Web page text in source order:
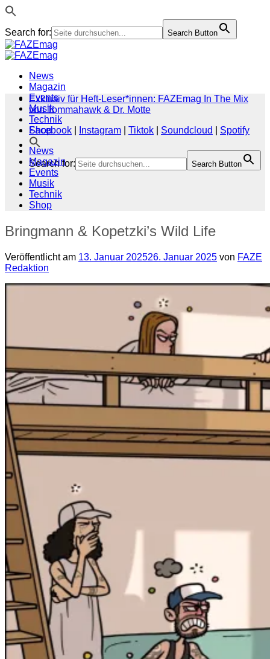
Search for: Search Button
Zum
Inhalt
News
Magazin
Events
Musik
Technik
Shop
Search for: Search Button
Exklusiv für Heft-Leser*innen: FAZEmag In The Mix
von Tommahawk & Dr. Motte
Facebook
Instagram Tiktok Soundcloud
Spotify
News
Magazin
Events
Musik
Technik
Shop
Bringmann & Kopetzki’s Wild Life
Veröffentlicht am 13. Januar 202526. Januar 2025 von FAZE
Redaktion